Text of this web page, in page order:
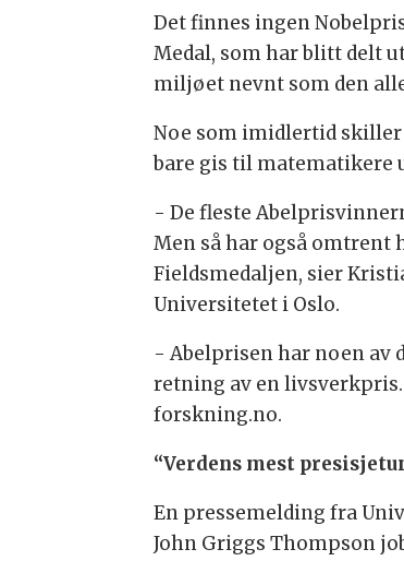
Det finnes ingen
Medal, som har blitt delt
miljøet nevnt som den
Noe som imidlertid skiller
bare gis til matematikere
- De fleste
Men så har også omtrent
Fieldsmedaljen, sier
Universitetet i Oslo.
- Abelprisen har noen av
retning av en
forskning.no.
“Verdens mest
En pressemelding fra
John Griggs Thompson